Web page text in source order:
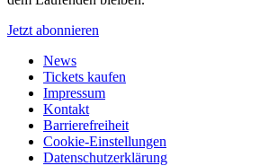
Jetzt abonnieren
News
Tickets kaufen
Impressum
Kontakt
Barrierefreiheit
Cookie-Einstellungen
Datenschutzerklärung